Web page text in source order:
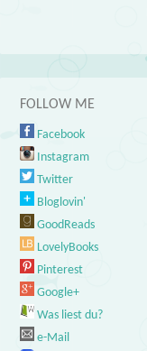
FOLLOW ME
Facebook
Instagram
Twitter
Bloglovin'
GoodReads
LovelyBooks
Pinterest
Google+
Was liest du?
e-Mail